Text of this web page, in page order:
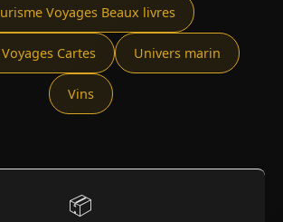
Voyages Beaux livres
Cartes Univers marin
Vins
📦